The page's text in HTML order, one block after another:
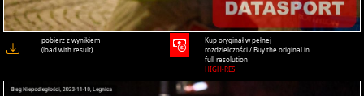
pobierz z wynikiem
(load with result)
Kup oryginał w pełnej
rozdzielczości / Buy the original in
full resolution
HIGH-RES